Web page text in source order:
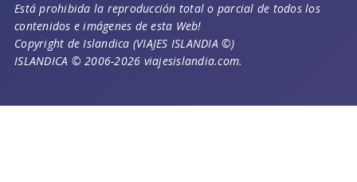
Está prohibida la reproducción total o parcial de todos los
contenidos e imágenes de esta Web!
Copyright de Islandica (VIAJES ISLANDIA ©)
ISLANDICA © 2006-2026 viajesislandia.com.